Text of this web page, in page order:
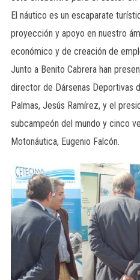
El náutico es un escaparate
proyección y apoyo en nuestro
económico y de creación de
Junto a Benito Cabrera han
director de Dársenas Deportivas
Palmas, Jesús Ramírez, y el
subcampeón del mundo y cinco
Motonáutica, Eugenio Falcón.